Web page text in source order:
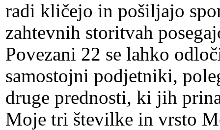
radi kličejo in pošiljajo
zahtevnih storitvah
Povezani 22 se lahko
samostojni podjetniki,
druge prednosti, ki jih
Moje tri številke in vrsto